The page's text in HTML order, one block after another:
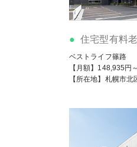
住宅型有料
ベストライフ篠路
【月額】148,935円～
【所在地】札幌市